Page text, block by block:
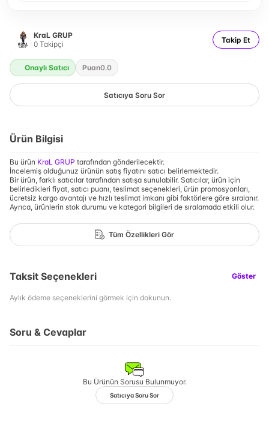
KraL GRUP
0 Takipçi Takip Et
Onaylı Satıcı Puan0.0
Satıcıya Soru Sor
Ürün Bilgisi
Bu ürün KraL GRUP tarafından gönderilecektir.
İncelemiş olduğunuz ürünün satış fiyatını satıcı belirlemektedir.
Bir ürün, farklı satıcılar tarafından satışa sunulabilir. Satıcılar, ürün için
belirledikleri fiyat, satıcı puanı, teslimat seçenekleri, ürün promosyonları,
ücretsiz kargo avantajı ve hızlı teslimat imkanı gibi faktörlere göre sıralanır.
Ayrıca, ürünlerin stok durumu ve kategori bilgileri de sıralamada etkili olur.
Tüm Özellikleri Gör
Taksit Seçenekleri Göster
Aylık ödeme seçeneklerini görmek için dokunun.
Soru & Cevaplar
Bu Ürünün Sorusu Bulunmuyor.
Satıcıya Soru Sor